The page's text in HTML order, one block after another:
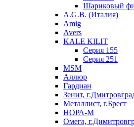
Шариковый
A.G.B. (Италия)
Amig
Avers
KALE KILIT
Серия 155
Серия 251
MSM
Аллюр
Гардиан
Зенит,
Металлист, г.Брест
НОРА-М
Омега,